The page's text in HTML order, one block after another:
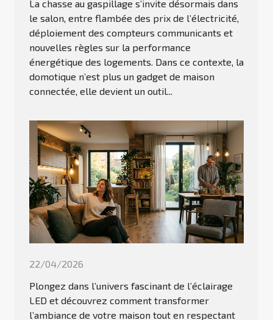
La chasse au gaspillage s’invite désormais dans
le salon, entre flambée des prix de l’électricité,
déploiement des compteurs communicants et
nouvelles règles sur la performance
énergétique des logements. Dans ce contexte, la
domotique n’est plus un gadget de maison
connectée, elle devient un outil...
22/04/2026
Plongez dans l’univers fascinant de l’éclairage
LED et découvrez comment transformer
l’ambiance de votre maison tout en respectant